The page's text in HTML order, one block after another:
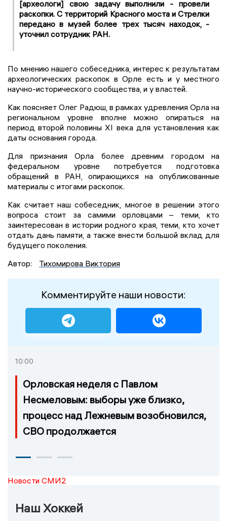
[археологи] свою задачу выполнили - провели
раскопки. С территорий Красного моста и Стрелки
передано в музей более трех тысяч находок, -
уточнил сотрудник РАН.
По мнению нашего собеседника, интерес к результатам
археологических раскопок в Орле есть и у местного
научно-исторического сообщества, и у властей.
Как поясняет Олег Радюш, в рамках удревления Орла на
региональном уровне вполне можно опираться на
период второй половины XI века для установления как
даты основания города.
Для признания Орла более древним городом на
федеральном уровне потребуется подготовка
обращений в РАН, опирающихся на опубликованные
материалы с итогами раскопок.
Как считает наш собеседник, многое в решении этого
вопроса стоит за самими орловцами – теми, кто
заинтересован в истории родного края, теми, кто хочет
отдать дань памяти, а также внести большой вклад для
будущего поколения.
Автор:
Тихомирова Виктория
Комментируйте наши новости:
10:00
Орловская неделя с Павлом
Несмеловым: выборы уже близко,
процесс над Лежневым возобновился,
СВО продолжается
Новости СМИ2
Наш Хоккей